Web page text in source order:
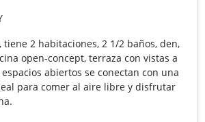
tiene 2 habitaciones, 2 1/2 baños, den,
open-concept, terraza con vistas a
abiertos se conectan con una
para comer al aire libre y disfrutar